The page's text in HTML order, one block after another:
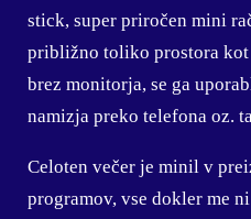
stick, super priročen mini
približno toliko prostora
brez monitorja, se ga
namizja preko telefona oz.
Celoten večer je minil v
programov, vse dokler me